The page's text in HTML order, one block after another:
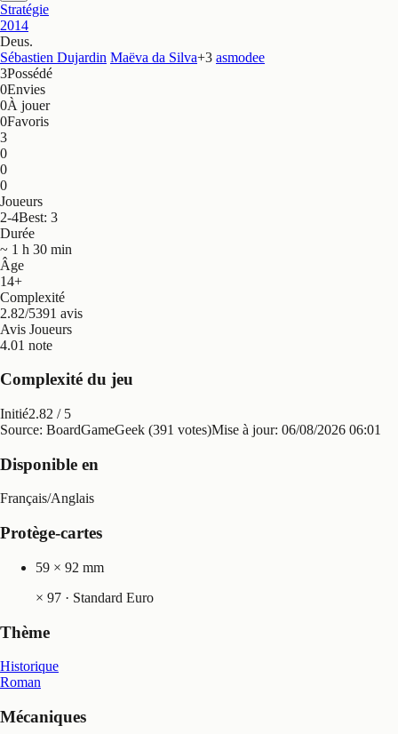
Stratégie
2014
Deus.
Sébastien Dujardin Maëva da Silva+3 asmodee
3Possédé
0Envies
0À jouer
0Favoris
3
0
0
0
Joueurs
2-4Best: 3
Durée
~ 1 h 30 min
Âge
14+
Complexité
2.82/5391 avis
Avis Joueurs
4.01 note
Complexité du jeu
Initié2.82 / 5
Source: BoardGameGeek (391 votes)Mise à jour: 06/08/2026 06:01
Disponible en
Français/Anglais
Protège-cartes
59 × 92 mm
× 97 · Standard Euro
Thème
Historique
Roman
Mécaniques